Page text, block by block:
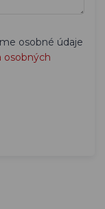
osobné údaje
osobných